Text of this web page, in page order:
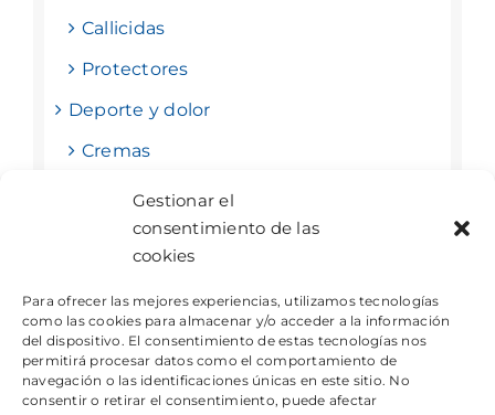
Gestionar el
consentimiento de las
cookies
Para ofrecer las mejores experiencias, utilizamos tecnologías
como las cookies para almacenar y/o acceder a la información
del dispositivo. El consentimiento de estas tecnologías nos
permitirá procesar datos como el comportamiento de
navegación o las identificaciones únicas en este sitio. No
consentir o retirar el consentimiento, puede afectar
Callicidas
Protectores
Deporte y dolor
Cremas
Tape deportivo y vendas
Tiras nasales